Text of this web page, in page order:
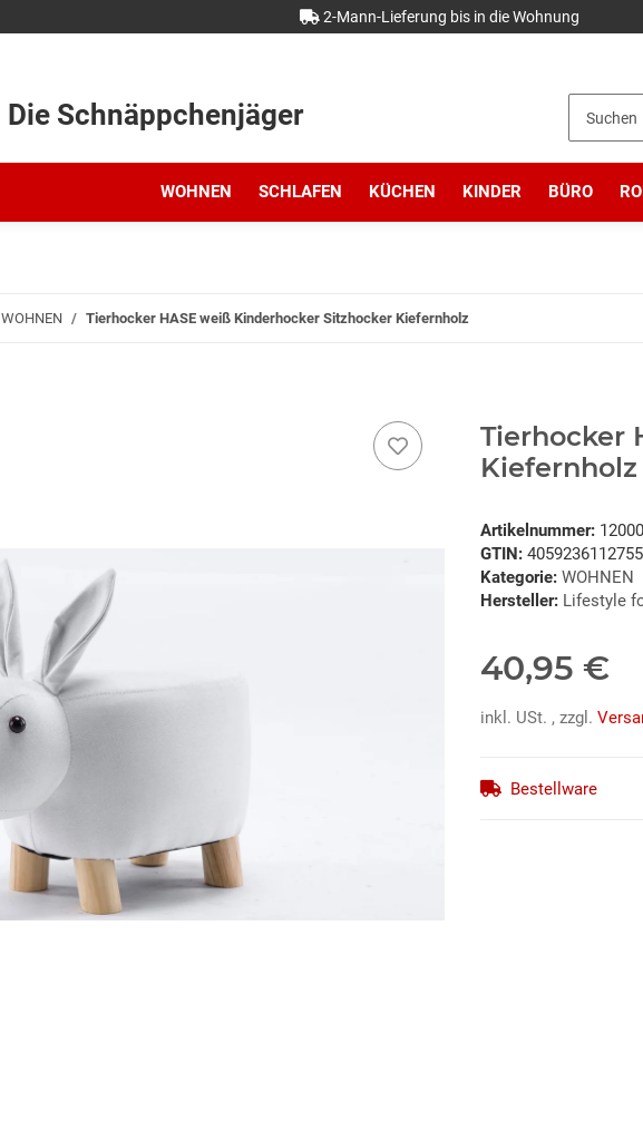
2-Mann-Lieferung bis in die Wohnung
Die Schnäppchenjäger
WOHNEN SCHLAFEN KÜCHEN KINDER BÜRO
WOHNEN Tierhocker HASE weiß Kinderhocker Sitzhocker Kiefernholz
Tierhocker
Kiefernholz
Artikelnummer:
GTIN: 4059236112755
Kategorie: WOHNEN
Hersteller: Lifestyle
40,95 €
inkl. USt. , zzgl.
Bestellware